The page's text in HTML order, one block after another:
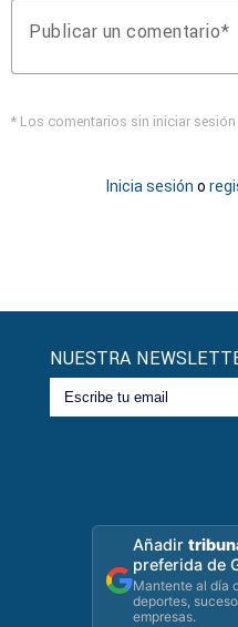
Publicar un comentario
* Los comentarios sin iniciar
Inicia sesión o
NUESTRA
Añadir
preferida de
Mantente al día
deportes,
empresas.